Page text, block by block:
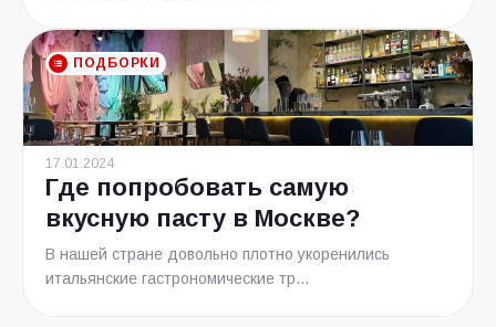
ПОДБОРКИ
17.01.2024
Где попробовать самую
вкусную пасту в Москве?
В нашей стране довольно плотно укоренились
итальянские гастрономические тр...